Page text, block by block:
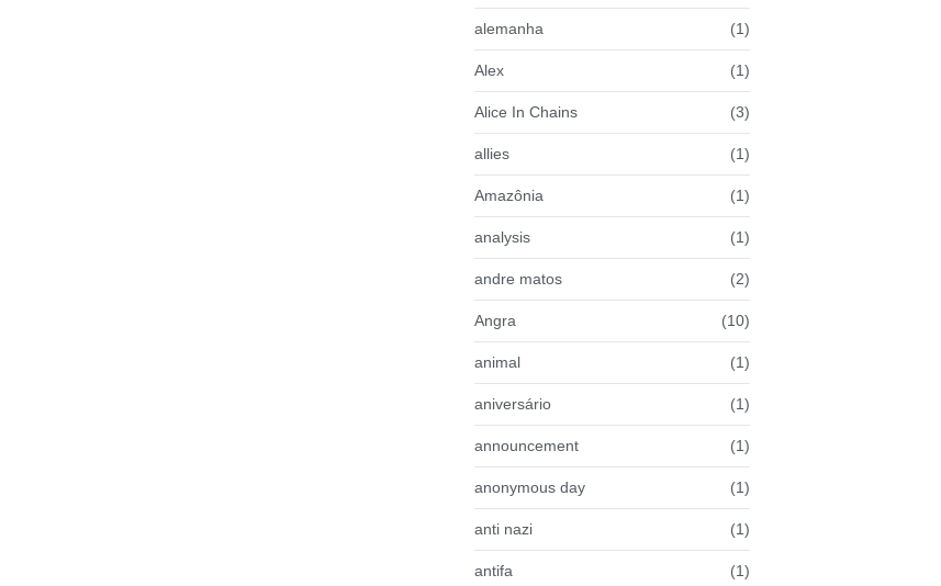
alemanha (1)
Alex (1)
Alice In Chains (3)
allies (1)
Amazônia (1)
analysis (1)
andre matos (2)
Angra (10)
animal (1)
aniversário (1)
announcement (1)
anonymous day (1)
anti nazi (1)
antifa (1)